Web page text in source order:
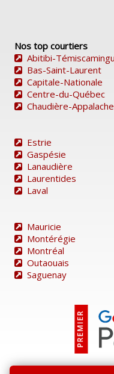
Nos top courtiers
Abitibi-
Bas-Saint-Laurent
Capitale-Nationale
Centre-du-Québec
Chaudière-
Estrie
Gaspésie
Lanaudière
Laurentides
Laval
Mauricie
Montérégie
Montréal
Outaouais
Saguenay